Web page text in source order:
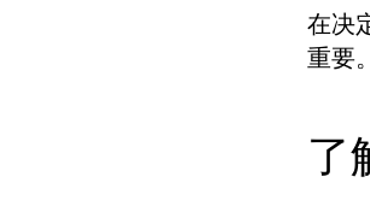
在决
重要
了